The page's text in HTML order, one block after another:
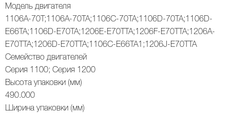
Модель двигателя
1106A-70T;1106A-70TA;1106C-70TA;1106D-70TA;1106D-
E66TA;1106D-E70TA;1206E-E70TTA;1206F-E70TTA;1206A-
E70TTA;1206D-E70TTA;1106C-E66TA1;1206J-E70TTA
Семейство двигателей
Серия 1100; Серия 1200
Высота упаковки (мм)
490.000
Ширина упаковки (мм)